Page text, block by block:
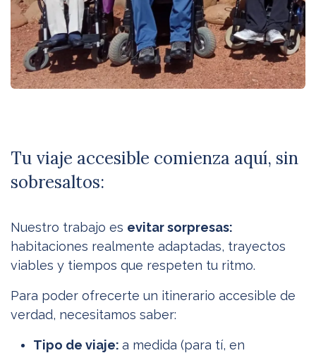
Tu viaje accesible comienza aquí, sin
sobresaltos:
Nuestro trabajo es evitar sorpresas:
habitaciones realmente adaptadas, trayectos
viables y tiempos que respeten tu ritmo.
Para poder ofrecerte un itinerario accesible de
verdad, necesitamos saber:
Tipo de viaje: a medida (para tí, en